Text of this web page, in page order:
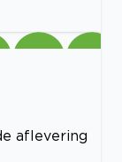
aflevering